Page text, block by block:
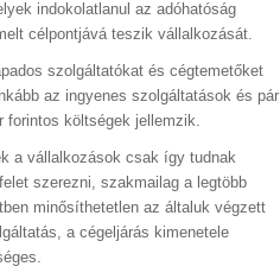
indokolatlanul az adóhatóság
célpontjává teszik vállalkozását.
szolgáltatókat és cégtemetőket
az ingyenes szolgáltatások és pár
forintos költségek jellemzik.
a vállalkozások csak így tudnak
szerezni, szakmailag a legtöbb
minősíthetetlen az általuk végzett
a cégeljárás kimenetele